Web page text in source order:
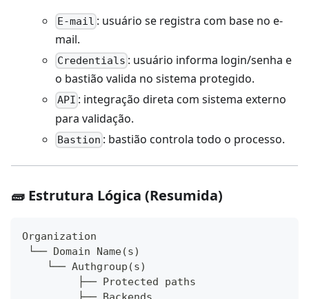
E-mail : usuário se registra com base no e-
mail.
Credentials : usuário informa login/senha e
o bastião valida no sistema protegido.
API : integração direta com sistema externo
para validação.
Bastion : bastião controla todo o processo.
🧱 Estrutura Lógica (Resumida)
Organization
└── Domain Name(s)
    └── Authgroup(s)
         ├── Protected paths